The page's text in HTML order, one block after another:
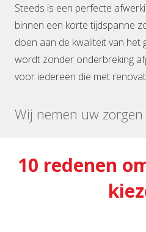
Steeds is een perfecte
binnen een korte tijdspanne
doen aan de kwaliteit van het
wordt zonder onderbreking
voor iedereen die met
Wij nemen uw zorgen
10 redenen